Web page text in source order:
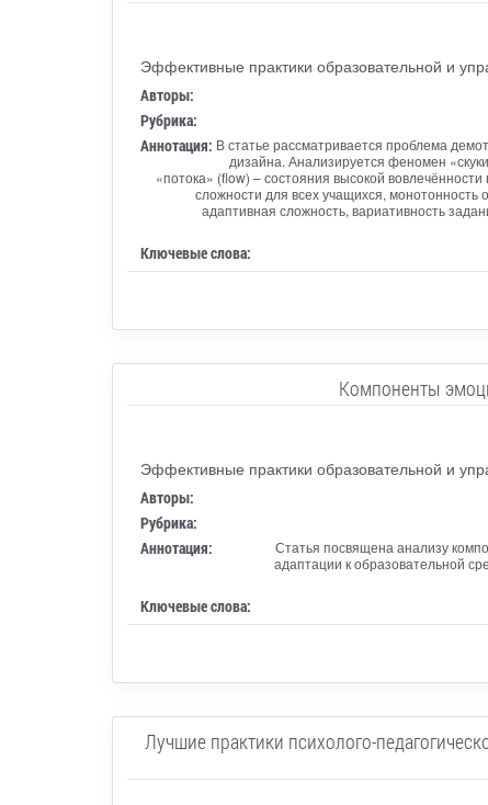
Эффективные практики образовательной и
Авторы:
Рубрика:
Аннотация: В статье рассматривается проблема
дизайна. Анализируется феномен
«потока» (flow) – состояния высокой
сложности для всех учащихся, монотонность
адаптивная сложность, вариативность
Ключевые слова:
Компоненты
Эффективные практики образовательной и
Авторы:
Рубрика:
Аннотация:
Статья посвящена анализу
адаптации к образовательной
Ключевые слова:
Лучшие практики психолого-